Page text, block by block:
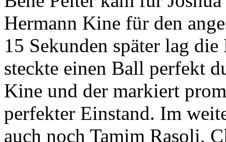
Hermann Kine für den
15 Sekunden später lag
steckte einen Ball perfekt
Kine und der markiert
perfekter Einstand. Im
auch noch Tamim Rasoli,